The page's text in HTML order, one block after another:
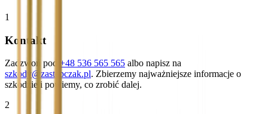
1
Kontakt
Zadzwoń pod +48 536 565 565 albo napisz na
szkody@zastepczak.pl. Zbierzemy najważniejsze informacje o
szkodzie i powiemy, co zrobić dalej.
2